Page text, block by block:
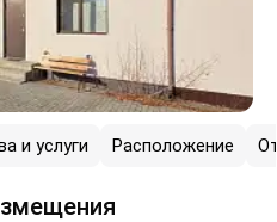
и услуги Расположение